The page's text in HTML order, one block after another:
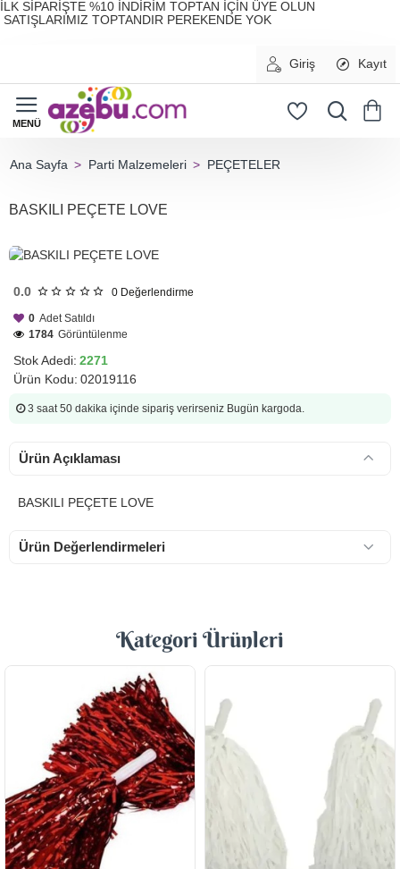
İLK SİPARİŞTE %10 İNDİRİM TOPTAN İÇİN ÜYE OLUN
SATIŞLARIMIZ TOPTANDIR PEREKENDE YOK
Giriş Kayıt
Parti Malzemeleri PEÇETELER
BASKILI PEÇETE LOVE
0.0 0 Değerlendirme
Stok Adedi: 2271
Ürün Kodu: 02019116
0 Adet Satıldı
1784 Görüntülenme
3 saat 50 dakika içinde sipariş verirseniz Bugün kargoda.
Ürün Açıklaması
BASKILI PEÇETE LOVE
Ürün Değerlendirmeleri
Kategori Ürünleri